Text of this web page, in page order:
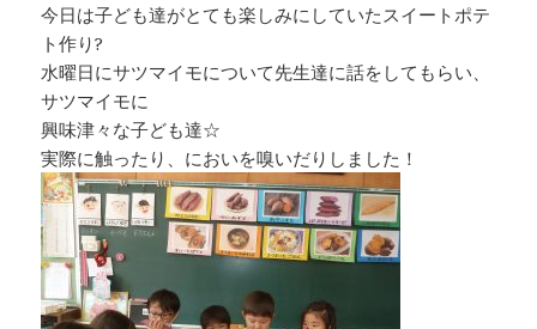
今日は子ども達がとても楽しみにしていたスイートポテ
ト作り?
水曜日にサツマイモについて先生達に話をしてもらい、
サツマイモに
興味津々な子ども達☆
実際に触ったり、においを嗅いだりしました！